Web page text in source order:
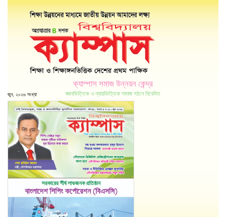
ক্যাম্পাস সমাজ উন্নয়ন কেন্দ্র
জ্ঞানভিত্তিক ও ন্যায়ভিত্তিক সমাজ গঠনে নিবেদিত
জুন, ২০২৬ সংখ্যা